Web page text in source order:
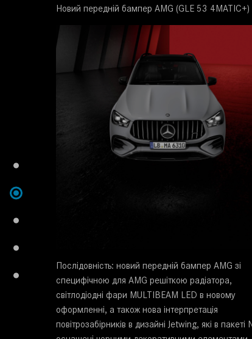
Новий передній бампер AMG (GLE 53 4MATIC+)
Послідовність: новий передній бампер AMG зі
специфічною для AMG решіткою радіатора,
світлодіодні фари MULTIBEAM LED в новому
оформленні, а також нова інтерпретація
повітрозабірників в дизайні Jetwing, які в пакеті